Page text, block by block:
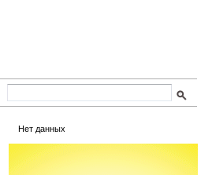
Нет данных